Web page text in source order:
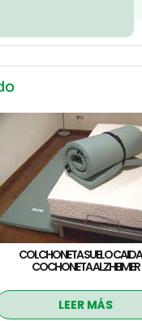
COLCHONETA SUELO
COCHONETA ALZHEIMER
LEER MÁS